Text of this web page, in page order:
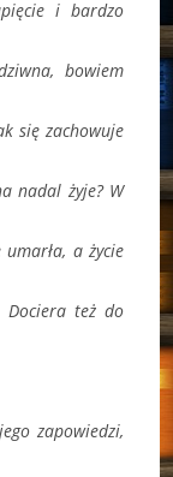
i bardzo
bowiem
się zachowuje
nadal żyje? W
a życie
Dociera też do
zapowiedzi,